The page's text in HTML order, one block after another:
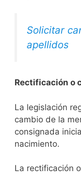
Solicitar
apellidos
Rectificación o
La legislación
cambio de la
consignada
nacimiento.
La rectificación